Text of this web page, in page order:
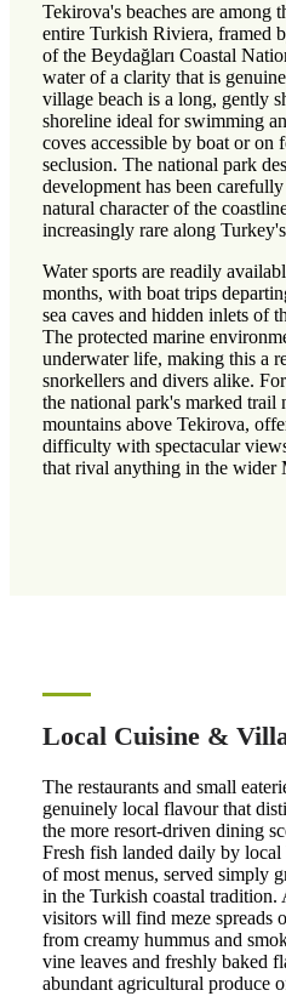
Tekirova's beaches are among
entire Turkish Riviera, framed
of the Beydağları Coastal
water of a clarity that is
village beach is a long, gently
shoreline ideal for swimming
coves accessible by boat or on
seclusion. The national park
development has been
natural character of the
increasingly rare along
Water sports are readily
months, with boat trips
sea caves and hidden inlets of
The protected marine
underwater life, making this a
snorkellers and divers alike.
the national park's marked trail
mountains above Tekirova,
difficulty with spectacular
that rival anything in the wider
Local Cuisine &
The restaurants and small
genuinely local flavour that
the more resort-driven dining
Fresh fish landed daily by local
of most menus, served simply
in the Turkish coastal tradition.
visitors will find meze spreads
from creamy hummus and
vine leaves and freshly baked
abundant agricultural produce